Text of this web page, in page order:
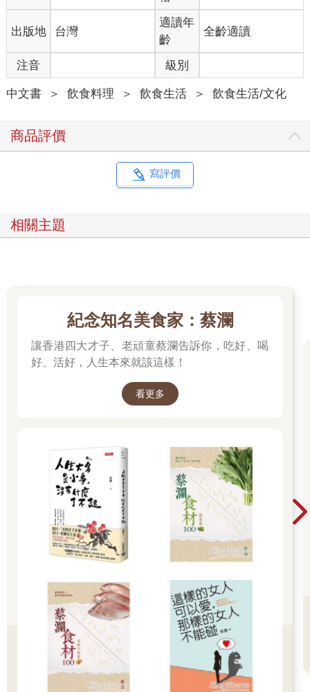
熟悉相同的街景
異地重逢也能感受到熱情
離開老家之後，
以為和舊時的一切沒了連結，
只要知道對方
是來自同一個村子或學區，
就像蜘蛛網一般牽起來，
只要有一點點的地緣或親戚關係，
在職場上就能瞬間變成自己人，
雖然各自都帶著獨自打拚的風霜，
但都會在家人、老友面前
表現出一切無恙。
一群上了年紀的大人，
再次擠上公園裡的溜滑梯，
彼此笑著發福後不能咻地快速滑下，
笑著笑著就有人忍不住的哭了，
村子口的那條大水溝還在，
但沒有小時候看起來那麼寬，
曾經誇口可以一躍過河，
到外面的世界闖出名堂，
但現在回到家，
只想靜靜吹著依舊漫著桂花香的風，
外面的苦，
都讓村子裡的小河替遊子們涮一涮吧！◆小鹿那好萌的目光｜映
純真的回眸
是令人想要抱抱的那種萌
直勾勾的小眼神
映射出牠還沒察覺正在變壞的世界
每眨一次眼就消散一些童稚的懵
努力想看清世事的目光，
出版地 台灣
適讀年
齡
全齡適讀
注音 級別
中文書 ＞ 飲食料理 ＞ 飲食生活 ＞ 飲食生活/文化
商品評價
寫評價
相關主題
紀念知名美食家：蔡瀾
讓香港四大才子、老頑童蔡瀾告訴你，吃好、喝
好、活好，人生本來就該這樣！
看更多